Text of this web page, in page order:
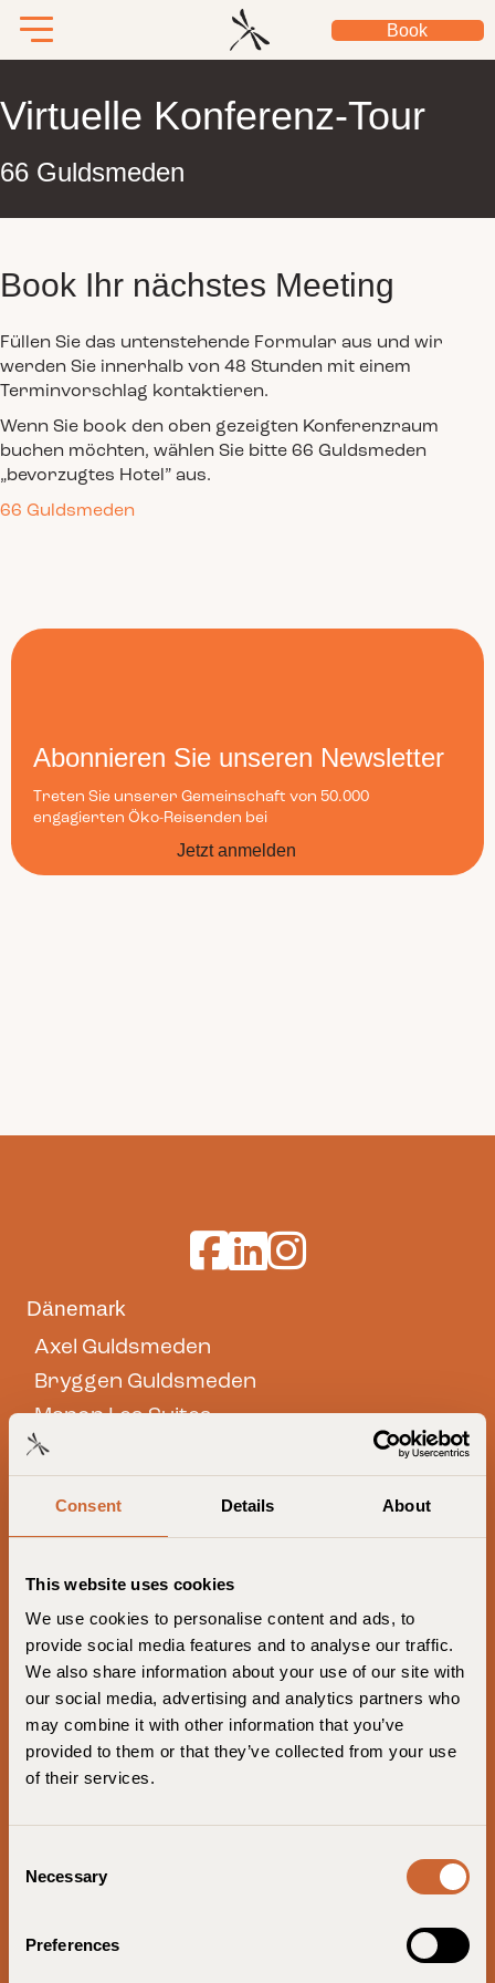
Consent Details About
This website uses cookies
We use cookies to personalise content and ads, to
provide social media features and to analyse our traffic.
We also share information about your use of our site with
our social media, advertising and analytics partners who
may combine it with other information that you’ve
provided to them or that they’ve collected from your use
of their services.
Necessary
Preferences
Book
Virtuelle Konferenz-Tour
66 Guldsmeden
Book Ihr nächstes Meeting
Füllen Sie das untenstehende Formular aus und wir
werden Sie innerhalb von 48 Stunden mit einem
Terminvorschlag kontaktieren.
Wenn Sie book den oben gezeigten Konferenzraum
buchen möchten, wählen Sie bitte 66 Guldsmeden
„bevorzugtes Hotel” aus.
66 Guldsmeden
Abonnieren Sie unseren Newsletter
Treten Sie unserer Gemeinschaft von 50.000
engagierten Öko-Reisenden bei
Jetzt anmelden
Guldsmeden Hotels auf Facebook
Guldsmeden Hotels auf
Guldsmeden Hotels auf
Dänemark
Axel Guldsmeden
Bryggen Guldsmeden
Manon Les Suites
Babette Guldsmeden
Norwegen
Oslo Guldsmeden
Deutschland
Lulu Guldsmeden
John & Will Silo Hotel von Guldsmeden
Chapung Sebali